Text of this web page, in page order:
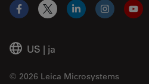
US | ja
© 2026 Leica Microsystems
Facebook
X LinkedInInstagram